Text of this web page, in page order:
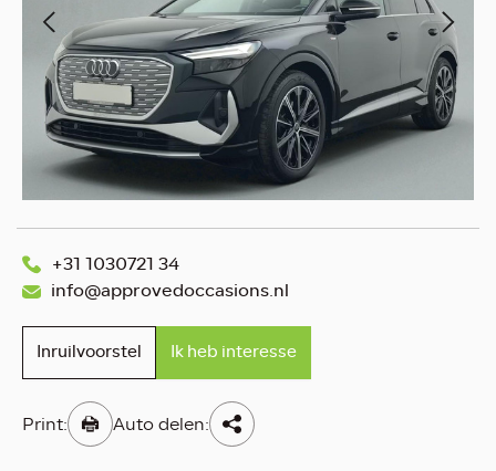
+31 1030721 34
info@approvedoccasions.nl
Inruilvoorstel Ik heb interesse
Print: Auto delen: